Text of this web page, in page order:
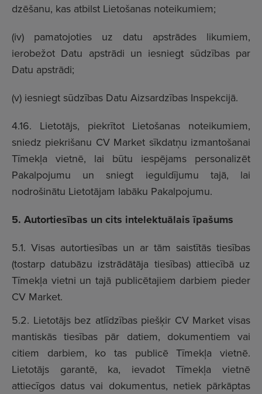
dzēšanu, kas atbilst Lietošanas noteikumiem;
(iv) pamatojoties uz datu apstrādes likumiem,
ierobežot Datu apstrādi un iesniegt sūdzības par
Datu apstrādi;
(v) iesniegt sūdzības Datu Aizsardzības Inspekcijā.
4.16. Lietotājs, piekrītot Lietošanas noteikumiem,
sniedz piekrišanu CV Market sīkdatņu izmantošanai
Tīmekļa vietnē, lai būtu iespējams personalizēt
Pakalpojumu un sniegt ieguldījumu tajā, lai
nodrošinātu Lietotājam labāku Pakalpojumu.
5. Autortiesības un cits intelektuālais īpašums
5.1. Visas autortiesības un ar tām saistītās tiesības
(tostarp datubāzu izstrādātāja tiesības) attiecībā uz
Tīmekļa vietni un tajā publicētajiem darbiem pieder
CV Market.
5.2. Lietotājs bez atlīdzības piešķir CV Market visas
mantiskās tiesības pār datiem, dokumentiem vai
citiem darbiem, ko tas publicē Tīmekļa vietnē.
Lietotājs garantē, ka, ievadot Tīmekļa vietnē
attiecīgos datus vai dokumentus, netiek pārkāptas